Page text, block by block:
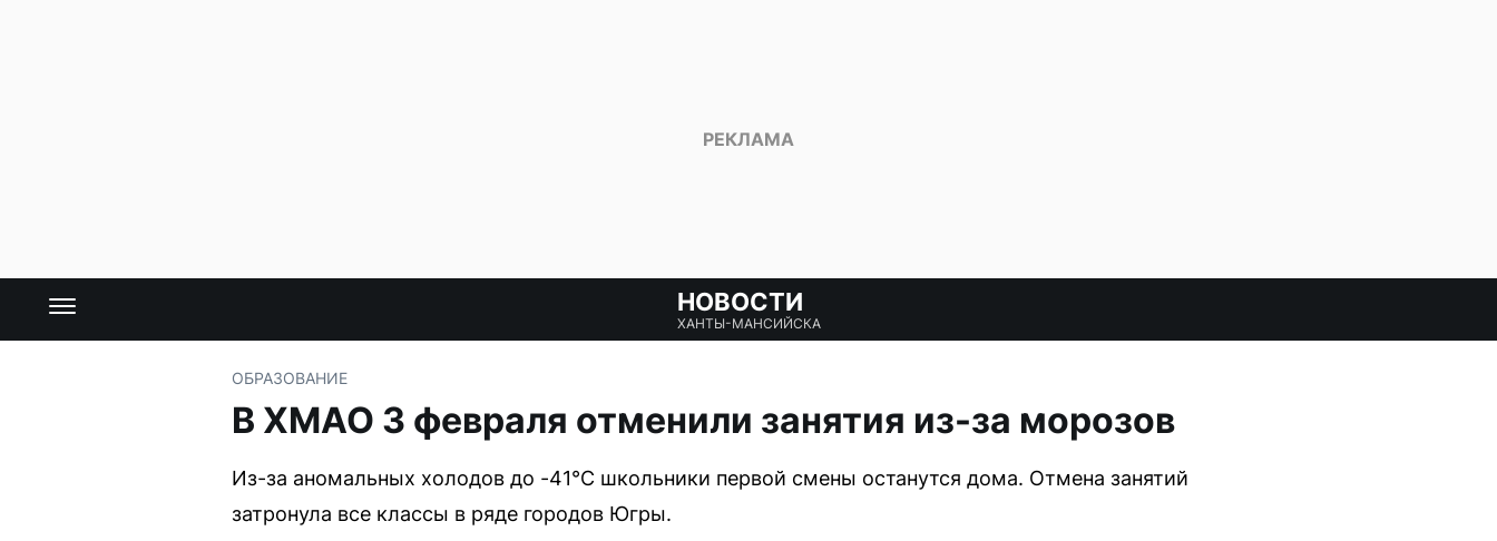
НОВОСТИ
ХАНТЫ-МАНСИЙСКА
ОБРАЗОВАНИЕ
В ХМАО 3 февраля отменили занятия из-за морозов
Из-за аномальных холодов до -41°C школьники первой смены останутся дома. Отмена занятий
затронула все классы в ряде городов Югры.